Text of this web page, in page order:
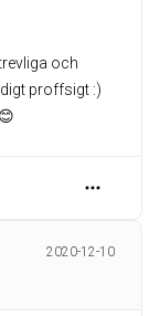
och
proffsigt :)
2020-12-10